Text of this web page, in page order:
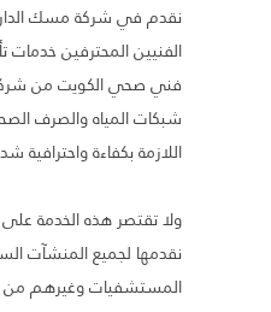
نقدم في شركة مسك الدار
الفنيين المحترفين
فني صحي الكويت من
شبكات المياه والصرف
اللازمة بكفاءة واحترافية
ولا تقتصر هذه الخدمة على
نقدمها لجميع المنشآت
المستشفيات وغيرهم من